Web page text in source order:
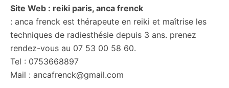
Site Web : reiki paris, anca frenck
: anca frenck est thérapeute en reiki et maîtrise les
techniques de radiesthésie depuis 3 ans. prenez
rendez-vous au 07 53 00 58 60.
Tel : 0753668897
Mail : ancafrenck@gmail.com